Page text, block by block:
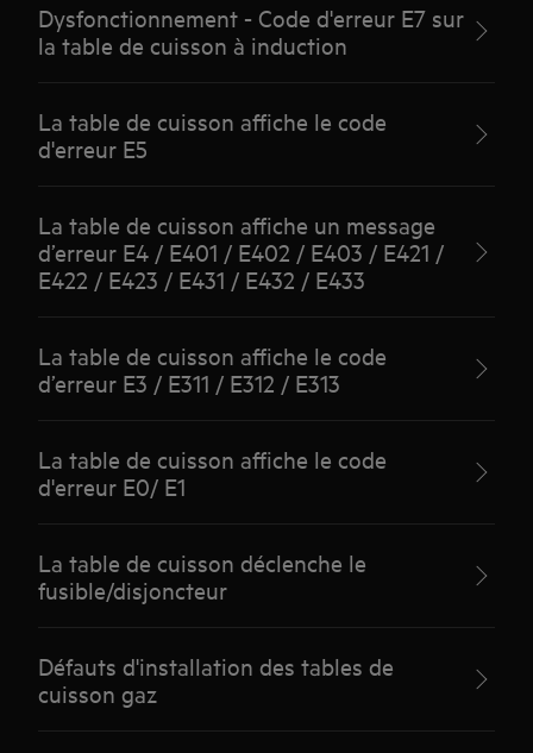
Dysfonctionnement - Code d'erreur E7 sur
la table de cuisson à induction
La table de cuisson affiche le code
d'erreur E5
La table de cuisson affiche un message
d’erreur E4 / E401 / E402 / E403 / E421 /
E422 / E423 / E431 / E432 / E433
La table de cuisson affiche le code
d’erreur E3 / E311 / E312 / E313
La table de cuisson affiche le code
d'erreur E0/ E1
La table de cuisson déclenche le
fusible/disjoncteur
Défauts d'installation des tables de
cuisson gaz